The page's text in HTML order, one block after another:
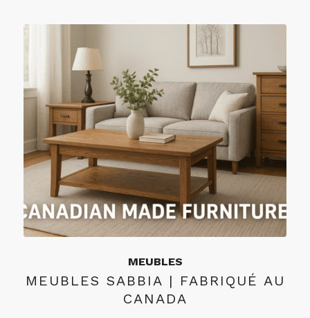
MEUBLES
MEUBLES SABBIA | FABRIQUÉ AU
CANADA